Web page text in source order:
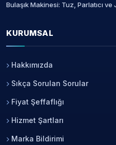
Bulaşık Makinesi: Tuz, Parlatıcı
KURUMSAL
Hakkımızda
Sıkça Sorulan Sorular
Fiyat Şeffaflığı
Hizmet Şartları
Marka Bildirimi